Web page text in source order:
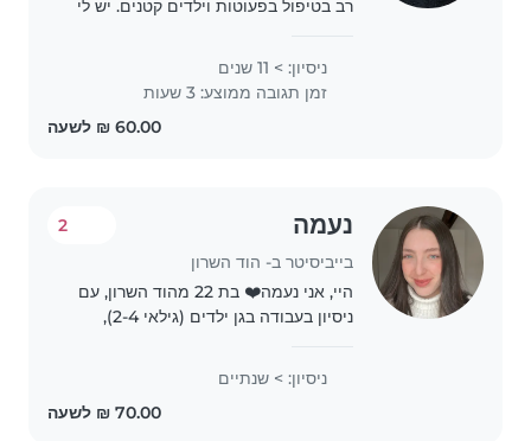
רב בטיפול בפעוטות וילדים קטנים. יש לי
טוב את השלבים ההתפתחותיים של..
ניסיון: > 11 שנים
זמן תגובה ממוצע: 3 שעות
נעמה
בייביסיטר ב- הוד השרון
2
היי, אני נעמה❤️ בת 22 מהוד השרון, עם
ניסיון בעבודה בגן ילדים (גילאי 2-4),
נוספת ויש לי המון אהבה לילדים 😊 אז
ניסיון: > שנתיים